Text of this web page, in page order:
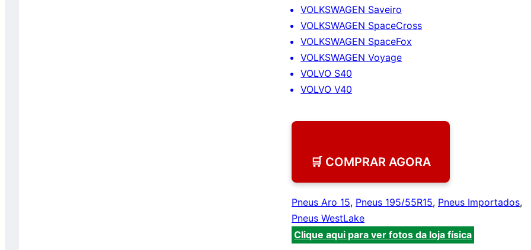
VOLKSWAGEN Saveiro
VOLKSWAGEN SpaceCross
VOLKSWAGEN SpaceFox
VOLKSWAGEN Voyage
VOLVO S40
VOLVO V40
🛒 COMPRAR AGORA
Pneus Aro 15, Pneus 195/55R15, Pneus Importados,
Pneus WestLake
Clique aqui para ver fotos da loja física